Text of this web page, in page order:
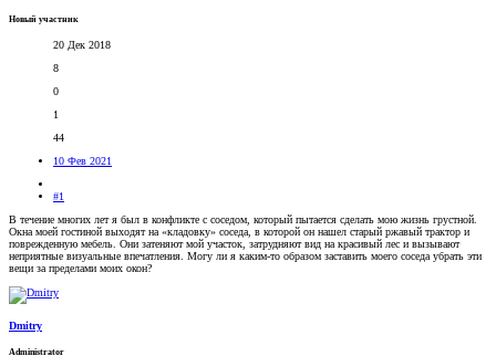
Новый участник
20 Дек 2018
8
0
1
44
10 Фев 2021
#1
В течение многих лет я был в конфликте с соседом, который пытается сделать мою жизнь грустной.
Окна моей гостиной выходят на «кладовку» соседа, в которой он нашел старый ржавый трактор и
поврежденную мебель. Они затеняют мой участок, затрудняют вид на красивый лес и вызывают
неприятные визуальные впечатления. Могу ли я каким-то образом заставить моего соседа убрать эти
вещи за пределами моих окон?
Dmitry
Administrator